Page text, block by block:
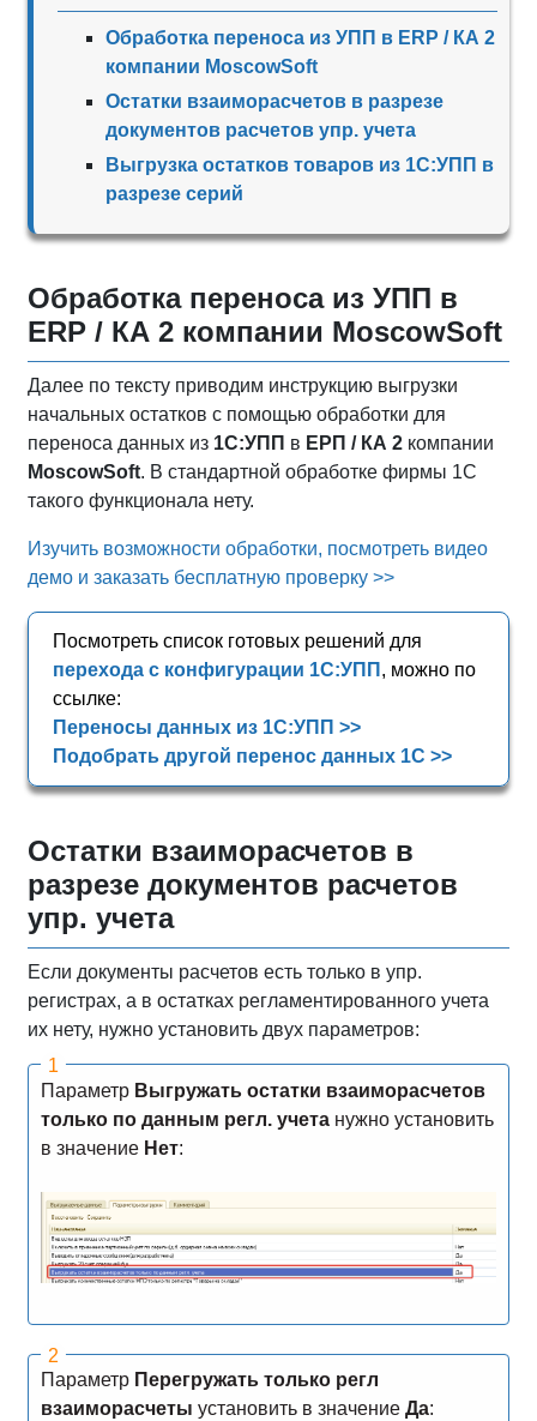
Обработка переноса из УПП в ERP / КА 2
компании MoscowSoft
Остатки взаиморасчетов в разрезе
документов расчетов упр. учета
Выгрузка остатков товаров из 1С:УПП в
разрезе серий
Обработка переноса из УПП в
ERP / КА 2 компании MoscowSoft
Далее по тексту приводим инструкцию выгрузки
начальных остатков с помощью обработки для
переноса данных из 1С:УПП в ЕРП / КА 2 компании
MoscowSoft. В стандартной обработке фирмы 1С
такого функционала нету.
Изучить возможности обработки, посмотреть видео
демо и заказать бесплатную проверку >>
Посмотреть список готовых решений для
перехода с конфигурации 1С:УПП , можно по
ссылке:
Переносы данных из 1С:УПП >>
Подобрать другой перенос данных 1С >>
Остатки взаиморасчетов в
разрезе документов расчетов
упр. учета
Если документы расчетов есть только в упр.
регистрах, а в остатках регламентированного учета
их нету, нужно установить двух параметров:
Параметр Выгружать остатки взаиморасчетов
только по данным регл. учетанужно установить
в значение Нет:
Параметр Перегружать только регл
взаиморасчеты установить в значение Да: